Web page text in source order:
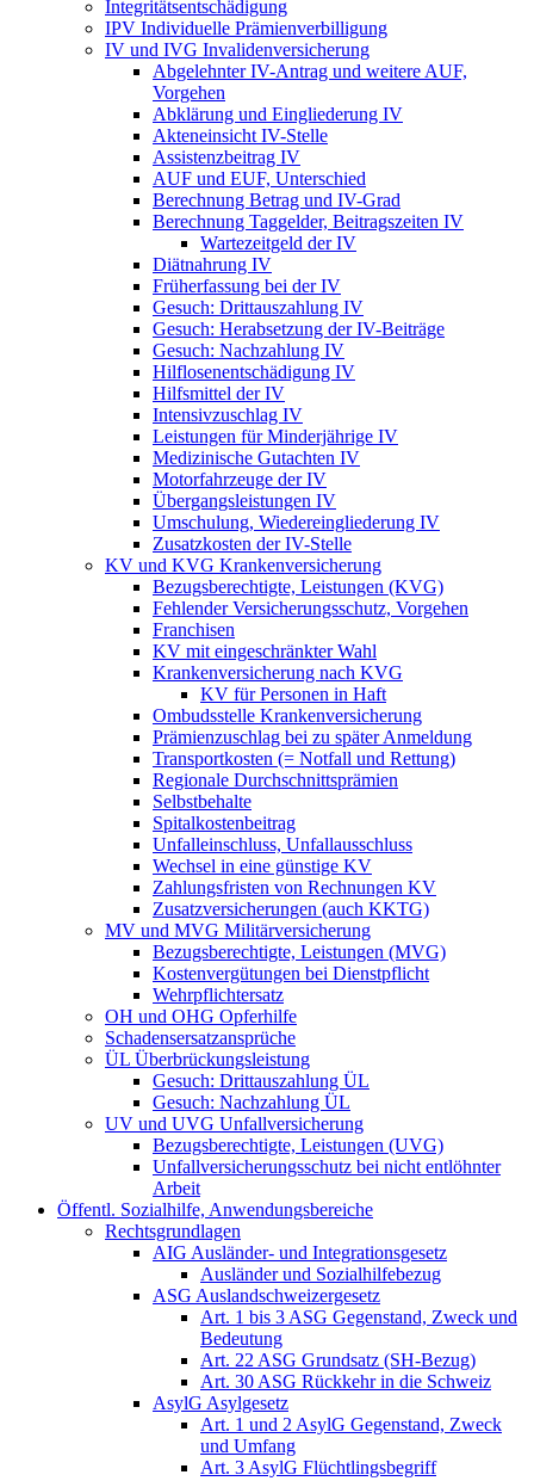
Integritätsentschädigung
IPV Individuelle Prämienverbilligung
IV und IVG Invalidenversicherung
Abgelehnter IV-Antrag und weitere AUF,
Vorgehen
Abklärung und Eingliederung IV
Akteneinsicht IV-Stelle
Assistenzbeitrag IV
AUF und EUF, Unterschied
Berechnung Betrag und IV-Grad
Berechnung Taggelder, Beitragszeiten IV
Wartezeitgeld der IV
Diätnahrung IV
Früherfassung bei der IV
Gesuch: Drittauszahlung IV
Gesuch: Herabsetzung der IV-Beiträge
Gesuch: Nachzahlung IV
Hilflosenentschädigung IV
Hilfsmittel der IV
Intensivzuschlag IV
Leistungen für Minderjährige IV
Medizinische Gutachten IV
Motorfahrzeuge der IV
Übergangsleistungen IV
Umschulung, Wiedereingliederung IV
Zusatzkosten der IV-Stelle
KV und KVG Krankenversicherung
Bezugsberechtigte, Leistungen (KVG)
Fehlender Versicherungsschutz, Vorgehen
Franchisen
KV mit eingeschränkter Wahl
Krankenversicherung nach KVG
KV für Personen in Haft
Ombudsstelle Krankenversicherung
Prämienzuschlag bei zu später Anmeldung
Transportkosten (= Notfall und Rettung)
Regionale Durchschnittsprämien
Selbstbehalte
Spitalkostenbeitrag
Unfalleinschluss, Unfallausschluss
Wechsel in eine günstige KV
Zahlungsfristen von Rechnungen KV
Zusatzversicherungen (auch KKTG)
MV und MVG Militärversicherung
Bezugsberechtigte, Leistungen (MVG)
Kostenvergütungen bei Dienstpflicht
Wehrpflichtersatz
OH und OHG Opferhilfe
Schadensersatzansprüche
ÜL Überbrückungsleistung
Gesuch: Drittauszahlung ÜL
Gesuch: Nachzahlung ÜL
UV und UVG Unfallversicherung
Bezugsberechtigte, Leistungen (UVG)
Unfallversicherungsschutz bei nicht entlöhnter
Arbeit
Öffentl. Sozialhilfe, Anwendungsbereiche
Rechtsgrundlagen
AIG Ausländer- und Integrationsgesetz
Ausländer und Sozialhilfebezug
ASG Auslandschweizergesetz
Art. 1 bis 3 ASG Gegenstand, Zweck und
Bedeutung
Art. 22 ASG Grundsatz (SH-Bezug)
Art. 30 ASG Rückkehr in die Schweiz
AsylG Asylgesetz
Art. 1 und 2 AsylG Gegenstand, Zweck
und Umfang
Art. 3 AsylG Flüchtlingsbegriff